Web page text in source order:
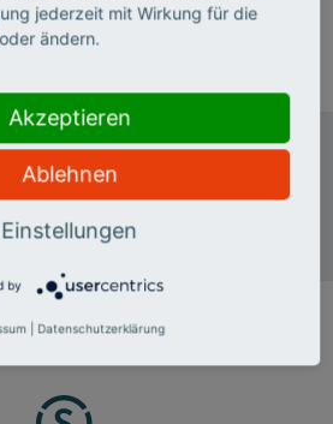
Stifterverband
Zentrale Essen
45128 Essen
jederzeit mit Wirkung für die
ändern.
Akzeptieren
Ablehnen
Einstellungen
by
Datenschutzerklärung